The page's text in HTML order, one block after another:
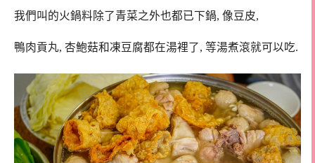
我們叫的火鍋料除了青菜之外也都已下鍋, 像豆皮,
鴨肉貢丸, 杏鮑菇和凍豆腐都在湯裡了, 等湯煮滾就可以吃.